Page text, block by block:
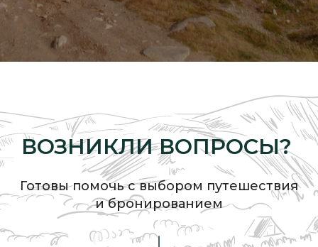
ВОЗНИКЛИ ВОПРОСЫ?
Готовы помочь с выбором путешествия
и бронированием
Туроператор
«Студеный Берег»
РТО 026304
Мурманская область,
Печенгский, тер. Устье реки
Титовка, зем. участок 254